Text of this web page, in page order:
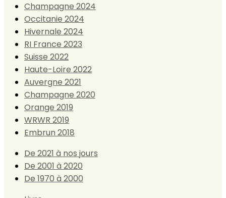
Champagne 2024
Occitanie 2024
Hivernale 2024
RI France 2023
Suisse 2022
Haute-Loire 2022
Auvergne 2021
Champagne 2020
Orange 2019
WRWR 2019
Embrun 2018
De 2021 à nos jours
De 2001 à 2020
De 1970 à 2000